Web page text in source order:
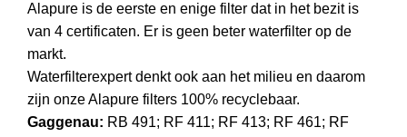
Alapure is de eerste en enige filter dat in het bezit is
van 4 certificaten. Er is geen beter waterfilter op de
markt.
Waterfilterexpert denkt ook aan het milieu en daarom
zijn onze Alapure filters 100% recyclebaar.
Gaggenau: RB 491; RF 411; RF 413; RF 461; RF